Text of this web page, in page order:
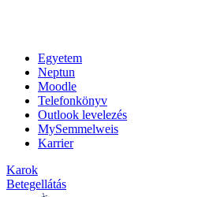
Egyetem
Neptun
Moodle
Telefonkönyv
Outlook levelezés
MySemmelweis
Karrier
Karok
Betegellátás